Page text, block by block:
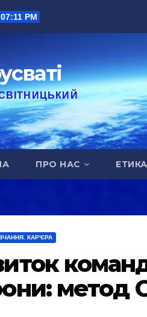
PM
ПРО НАС
КАР'ЄРА
метод